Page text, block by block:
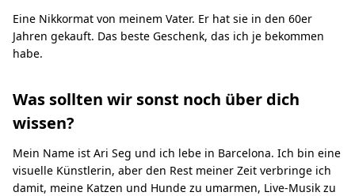
Eine Nikkormat von meinem Vater. Er hat sie in den 60er
Jahren gekauft. Das beste Geschenk, das ich je bekommen
habe.
Was sollten wir sonst noch über dich
wissen?
Mein Name ist Ari Seg und ich lebe in Barcelona. Ich bin eine
visuelle Künstlerin, aber den Rest meiner Zeit verbringe ich
damit, meine Katzen und Hunde zu umarmen, Live-Musik zu